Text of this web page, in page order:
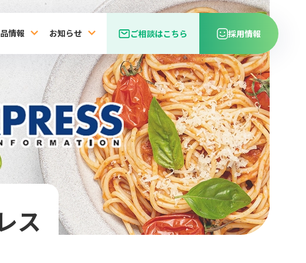
情報 お知らせ ご相談はこちら 採用情報
ス